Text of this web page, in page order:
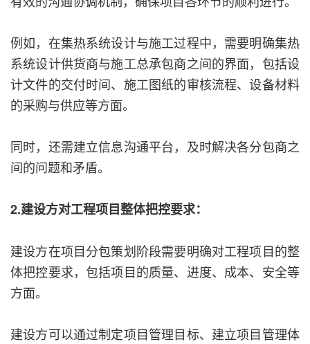
例如，在集热系统设计与施工过程中，需要明确集热
系统设计供货商与施工总承包商之间的界面，包括设
计文件的交付时间、施工图纸的审核流程、设备材料
的采购与供应等方面。
同时，还需建立信息沟通平台，及时解决各分包商之
间的问题和矛盾。
2.建设方对工程项目整体把控要求：
建设方在项目分包策划阶段需要明确对工程项目的整
体把控要求，包括项目的质量、进度、成本、安全等
方面。
建设方可以通过制定项目管理目标、建立项目管理体